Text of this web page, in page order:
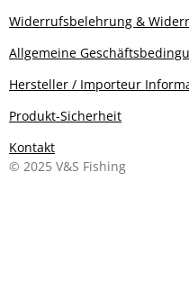
Widerrufsbelehrung &
Allgemeine
Hersteller / Importeur
Produkt-Sicherheit
Kontakt
© 2025 V&S Fishing